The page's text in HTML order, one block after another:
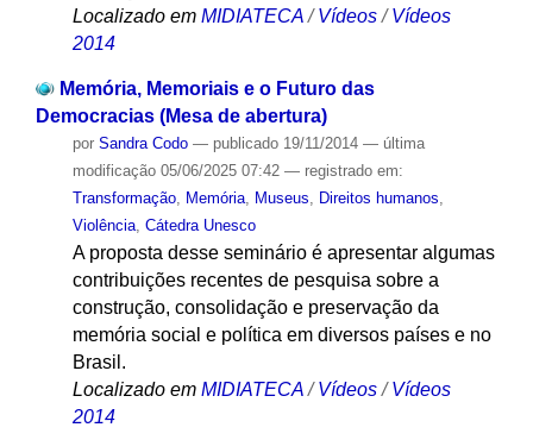
Localizado em MIDIATECA /Vídeos /Vídeos
2014
Memória, Memoriais e o Futuro das
Democracias (Mesa de abertura)
por Sandra Codo — publicado19/11/2014 — última
modificação05/06/2025 07:42 — registrado em:
Transformação, Memória, Museus, Direitos humanos,
Violência, Cátedra Unesco
A proposta desse seminário é apresentar algumas
contribuições recentes de pesquisa sobre a
construção, consolidação e preservação da
memória social e política em diversos países e no
Brasil.
Localizado em MIDIATECA /Vídeos /Vídeos
2014